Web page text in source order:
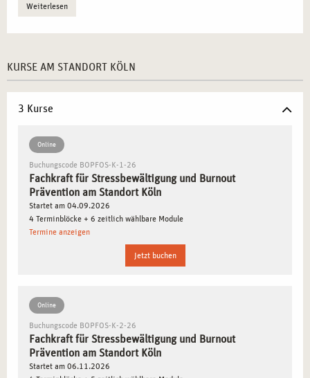
der psychischen Gesundheit ihrer Mitarbeitenden immer
nachhaltige Stressbewältigungsstrategien zu entwickeln
und Burnout vorzubeugen. In Köln profitieren Sie von
einem starken Netzwerk aus Unternehmen,
Gesundheitsorganisationen und sozialen Einrichtungen,
SCHWERPUNKTE DER WEITERBILDUNG IN
STRESSBEWÄLTIGUNG UND BURNOUT
PRÄVENTION IN KÖLN
In Köln erhalten Sie eine praxisorientierte Weiterbildung,
die Sie optimal auf die Herausforderungen der
Stressbewältigung in verschiedenen beruflichen Kontexten
behandelt:
Anpassung von Stressmanagement in der Kölner
Unternehmenslandschaft:Erlernen Sie, wie Sie
Unternehmen in Köln bei der Umsetzung von
Weiterlesen
KURSE AM STANDORT KÖLN
3 Kurse
Online
Buchungscode BOPFOS-K-1-26
Fachkraft für Stressbewältigung und Burnout
Prävention am Standort Köln
Startet am 04.09.2026
4 Terminblöcke + 6 zeitlich wählbare Module
Termine anzeigen
Jetzt buchen
Online
Buchungscode BOPFOS-K-2-26
Fachkraft für Stressbewältigung und Burnout
Prävention am Standort Köln
Startet am 06.11.2026